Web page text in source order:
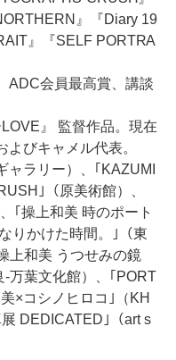
』『Diary 19
』『SELF PORTRA
ADC会員最高賞、講談
』 監督作品。現在
びキャメル代表。
ャラリー）、｢KAZUMI
｣（原美術館）、
｢操上和美 時のポート
りかけた時間。｣（東
上和美 うつせみの鏡
万葉文化館）、｢PORT
×コシノヒロコ｣（KH
DEDICATED｣（art s